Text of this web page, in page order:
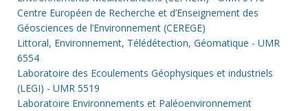
Centre Européen de Recherche et d’Enseignement des
Géosciences de l’Environnement (CEREGE)
Littoral, Environnement, Télédétection, Géomatique - UMR
6554
Laboratoire des Ecoulements Géophysiques et industriels
(LEGI) - UMR 5519
Laboratoire Environnements et Paléoenvironnement